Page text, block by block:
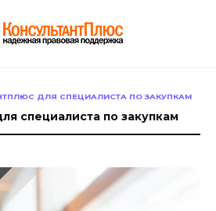
ДЛЯ СПЕЦИАЛИСТА ПО ЗАКУПКАМ
специалиста по закупкам